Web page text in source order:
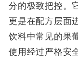
分的极致把控。
更是在配方层面
饮料中常见的果
使用经过严格安